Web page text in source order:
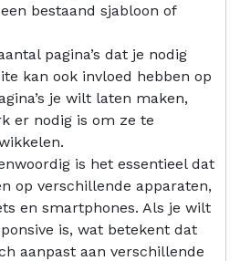
bestaand sjabloon of
pagina’s dat je nodig
kan ook invloed hebben op
je wilt laten maken,
er nodig is om ze te
is het essentieel dat
op verschillende apparaten,
en smartphones. Als je wilt
is, wat betekent dat
aanpast aan verschillende